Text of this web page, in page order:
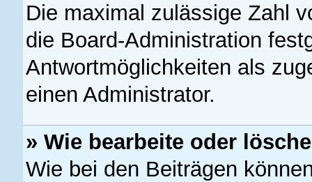
Die maximal zulässige Zahl
die Board-Administration
Antwortmöglichkeiten als
einen Administrator.
» Wie bearbeite oder
Wie bei den Beiträgen